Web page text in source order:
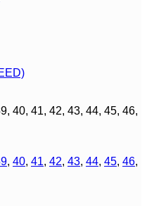
40, 41, 42, 43, 44, 45, 46,
, 40, 41, 42, 43, 44, 45, 46,